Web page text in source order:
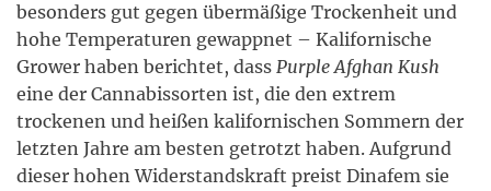
besonders gut gegen übermäßige Trockenheit und
hohe Temperaturen gewappnet – Kalifornische
Grower haben berichtet, dass Purple Afghan Kush
eine der Cannabissorten ist, die den extrem
trockenen und heißen kalifornischen Sommern der
letzten Jahre am besten getrotzt haben. Aufgrund
dieser hohen Widerstandskraft preist Dinafem sie